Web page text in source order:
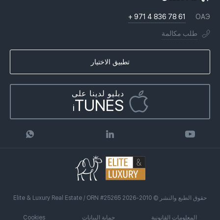
الانتقال إلى دبي ، الإمارات العربية المتحدة
الجنسية الإماراتية
أسئلة وأجوبة
الكتب
Infographics
التراخيص
ОАЭ
+ 971 4 836 78 61
طلب مكالمة
تطبيق الاختيار
دبليو لدينا على
iTUNES
حقوق الطبع والنشر © 2010-2026 Elite & Luxury Real Estate / ORN #25265
المعلومات القانونية حماية البيانات Cookies